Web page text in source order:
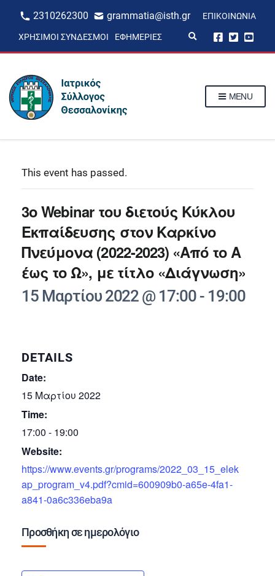
2310262300 grammatia@isth.gr ΕΠΙΚΟΙΝΩΝΊΑ
ΧΡΉΣΙΜΟΙ ΣΎΝΔΕΣΜΟΙ ΕΦΗΜΕΡΊΕΣ
p
MENU
This event has passed.
3ο Webinar του διετούς Κύκλου
Εκπαίδευσης στον Καρκίνο
Πνεύμονα (2022-2023) «Από το Α
έως το Ω», με τίτλο «Διάγνωση»
15 Μαρτίου 2022 @ 17:00 - 19:00
DETAILS
Date:
15 Μαρτίου 2022
Time:
17:00 - 19:00
Website:
https://www.events.gr/programs/2022_03_15_elek
ap_program_v4.pdf?cmid=600909b0-a65e-4fa1-
a841-0a6c336eba9a
Προσθήκη σε ημερολόγιο